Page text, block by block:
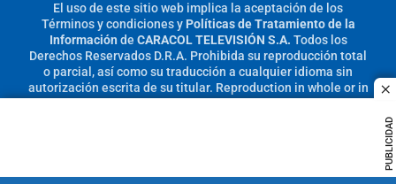
PUBLICIDAD
El uso de este sitio web implica la aceptación de los
Términos y condicionesy Políticas de Tratamiento de la
Información de CARACOL TELEVISIÓN S.A. Todos los
Derechos Reservados D.R.A. Prohibida su reproducción total
o parcial, así como su traducción a cualquier idioma sin
autorización escrita de su titular. Reproduction in whole or in